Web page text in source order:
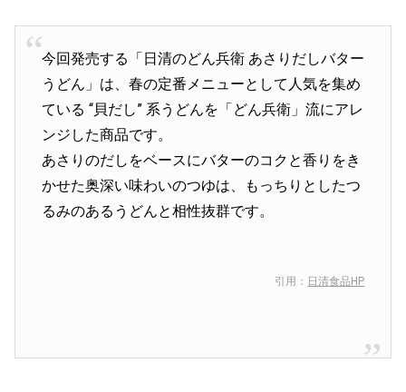
今回発売する「日清のどん兵衛 あさりだしバター
うどん」は、春の定番メニューとして人気を集め
ている “貝だし” 系うどんを「どん兵衛」流にアレ
ンジした商品です。
あさりのだしをベースにバターのコクと香りをき
かせた奥深い味わいのつゆは、もっちりとしたつ
るみのあるうどんと相性抜群です。
引用： 日清食品HP